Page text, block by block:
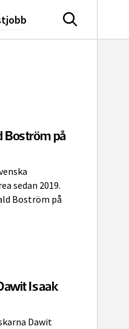
Sök
Boström på
sedan 2019.
Boström på
Isaak
Dawit